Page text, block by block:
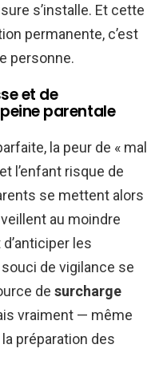
s’installe. Et cette
permanente, c’est
personne.
et de
parentale
la peur de « mal
l’enfant risque de
se mettent alors
au moindre
les
de vigilance se
de surcharge
vraiment — même
préparation des